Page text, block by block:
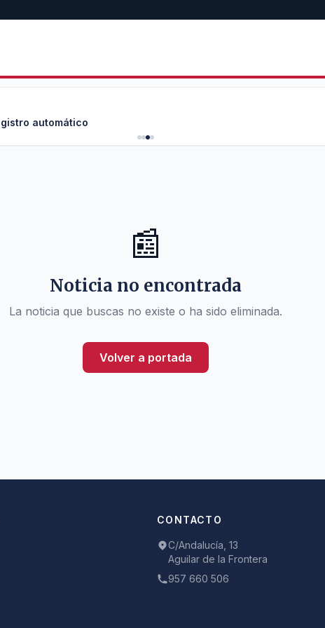
automático
📰
Noticia no encontrada
La noticia que buscas no existe o ha sido eliminada.
Volver a portada
CONTACTO
C/Andalucía, 13
Aguilar de la Frontera
957 660 506